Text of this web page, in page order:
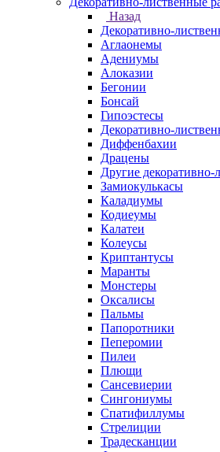
Назад
Декоративно-
Аглаонемы
Адениумы
Алоказии
Бегонии
Бонсай
Гипоэстесы
Декоративно-
Диффенбахии
Драцены
Другие декоративно-
Замиокулькасы
Каладиумы
Кодиеумы
Калатеи
Колеусы
Криптантусы
Маранты
Монстеры
Оксалисы
Пальмы
Папоротники
Пеперомии
Пилеи
Плющи
Сансевиерии
Сингониумы
Спатифиллумы
Стрелиции
Традесканции